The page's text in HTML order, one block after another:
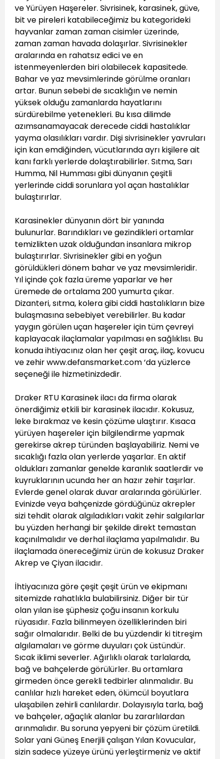
ve Yürüyen Haşereler. Sivrisinek, karasinek, güve,
bit ve pireleri katabileceğimiz bu kategorideki
hayvanlar zaman zaman cisimler üzerinde,
zaman zaman havada dolaşırlar. Sivrisinekler
aralarında en rahatsız edici ve en
istenmeyenlerden biri olabilecek kapasitede.
Bahar ve yaz mevsimlerinde görülme oranları
artar. Bunun sebebi de sıcaklığın ve nemin
yüksek olduğu zamanlarda hayatlarını
sürdürebilme yetenekleri. Bu kısa dilimde
azımsanamayacak derecede ciddi hastalıklar
yayma olasılıkları vardır. Dişi sivrisinekler yavruları
için kan emdiğinden, vücutlarında ayrı kişilere ait
kanı farklı yerlerde dolaştırabilirler. Sıtma, Sarı
Humma, Nil Humması gibi dünyanın çeşitli
yerlerinde ciddi sorunlara yol açan hastalıklar
bulaştırırlar.
Karasinekler dünyanın dört bir yanında
bulunurlar. Barındıkları ve gezindikleri ortamlar
temizlikten uzak olduğundan insanlara mikrop
bulaştırırlar. Sivrisinekler gibi en yoğun
görüldükleri dönem bahar ve yaz mevsimleridir.
Yıl içinde çok fazla üreme yaparlar ve her
üremede de ortalama 200 yumurta çıkar.
Dizanteri, sıtma, kolera gibi ciddi hastalıkların bize
bulaşmasına sebebiyet verebilirler. Bu kadar
yaygın görülen uçan haşereler için tüm çevreyi
kaplayacak ilaçlamalar yapılması en sağlıklısı. Bu
konuda ihtiyacınız olan her çeşit araç, ilaç, kovucu
ve zehir www.defansmarket.com ‘da yüzlerce
seçeneği ile hizmetinizdedir.
Draker RTU Karasinek ilacı da firma olarak
önerdiğimiz etkili bir karasinek ilacıdır. Kokusuz,
leke bırakmaz ve kesin çözüme ulaştırır. Kısaca
yürüyen haşereler için bilgilendirme yapmak
gerekirse akrep türünden başlayabiliriz. Nemi ve
sıcaklığı fazla olan yerlerde yaşarlar. En aktif
oldukları zamanlar genelde karanlık saatlerdir ve
kuyruklarının ucunda her an hazır zehir taşırlar.
Evlerde genel olarak duvar aralarında görülürler.
Evinizde veya bahçenizde gördüğünüz akrepler
sizi tehdit olarak algıladıkları vakit zehir salgılarlar
bu yüzden herhangi bir şekilde direkt temastan
kaçınılmalıdır ve derhal ilaçlama yapılmalıdır. Bu
ilaçlamada önereceğimiz ürün de kokusuz Draker
Akrep ve Çiyan ilacıdır.
İhtiyacınıza göre çeşit çeşit ürün ve ekipmanı
sitemizde rahatlıkla bulabilirsiniz. Diğer bir tür
olan yılan ise şüphesiz çoğu insanın korkulu
rüyasıdır. Fazla bilinmeyen özelliklerinden biri
sağır olmalarıdır. Belki de bu yüzdendir ki titreşim
algılamaları ve görme duyuları çok üstündür.
Sıcak iklimi severler. Ağırlıklı olarak tarlalarda,
bağ ve bahçelerde görülürler. Bu ortamlara
girmeden önce gerekli tedbirler alınmalıdır. Bu
canlılar hızlı hareket eden, ölümcül boyutlara
ulaşabilen zehirli canlılardır. Dolayısıyla tarla, bağ
ve bahçeler, ağaçlık alanlar bu zararlılardan
arınmalıdır. Bu soruna yepyeni bir çözüm üretildi.
Solar yani Güneş Enerjili çalışan Yılan Kovucular,
sizin sadece yüzeye ürünü yerleştirmeniz ve aktif